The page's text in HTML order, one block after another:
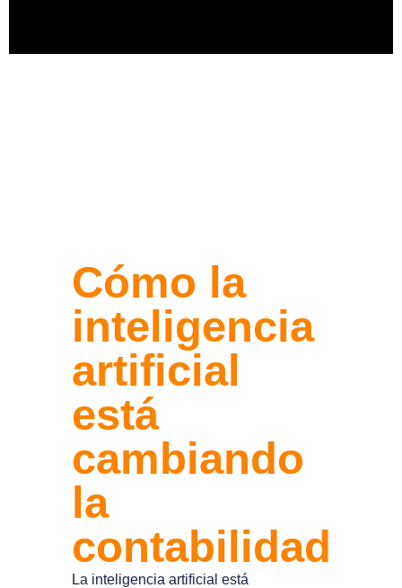
Cómo la
inteligencia
artificial
está
cambiando
la
contabilidad
La inteligencia artificial está